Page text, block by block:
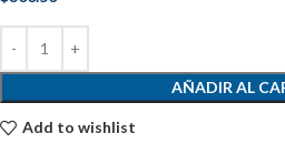
AÑADIR AL
Add to wishlist